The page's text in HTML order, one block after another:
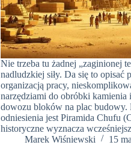
Nie trzeba tu żadnej „zaginionej
nadludzkiej siły. Da się to opisać
organizacją pracy,
narzędziami do obróbki kamienia
dowozu bloków na plac budowy.
odniesienia jest Piramida Chufu
historyczne wyznacza
Marek Wiśniewski
15